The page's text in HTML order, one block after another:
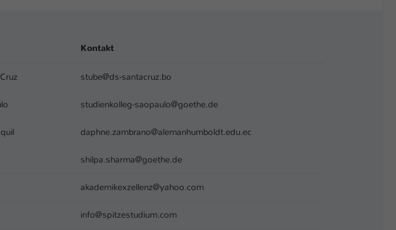
Kontakt
stube@ds-santacruz.bo
studienkolleg-saopaulo@goethe.de
daphne.zambrano@alemanhumboldt.edu.ec
shilpa.sharma@goethe.de
akademikexzellenz@yahoo.com
info@spitzestudium.com
anderem eine zufällig
Einstellungen, falls der
für Website-Analysen.